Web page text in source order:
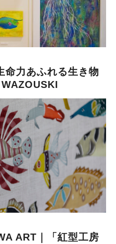
力あふれる生き物
ART｜「紅型工房